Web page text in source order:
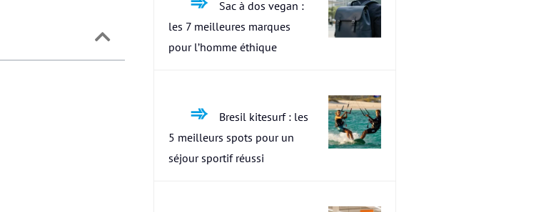
Sac à dos vegan :
les 7 meilleures marques
pour l’homme éthique
Bresil kitesurf : les
5 meilleurs spots pour un
séjour sportif réussi